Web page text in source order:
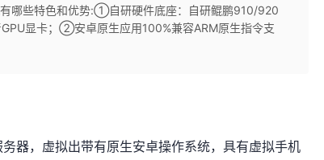
哪些特色和优势:①自研硬件底座：自研鲲鹏910/920
显卡；②安卓原生应用100%兼容ARM原生指令支
器，虚拟出带有原生安卓操作系统，具有虚拟手机